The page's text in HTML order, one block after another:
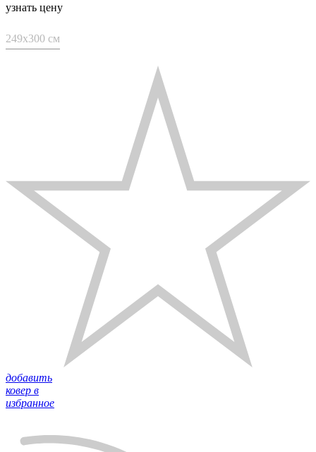
узнать цену
249x300 см
добавить
ковер в
избранное